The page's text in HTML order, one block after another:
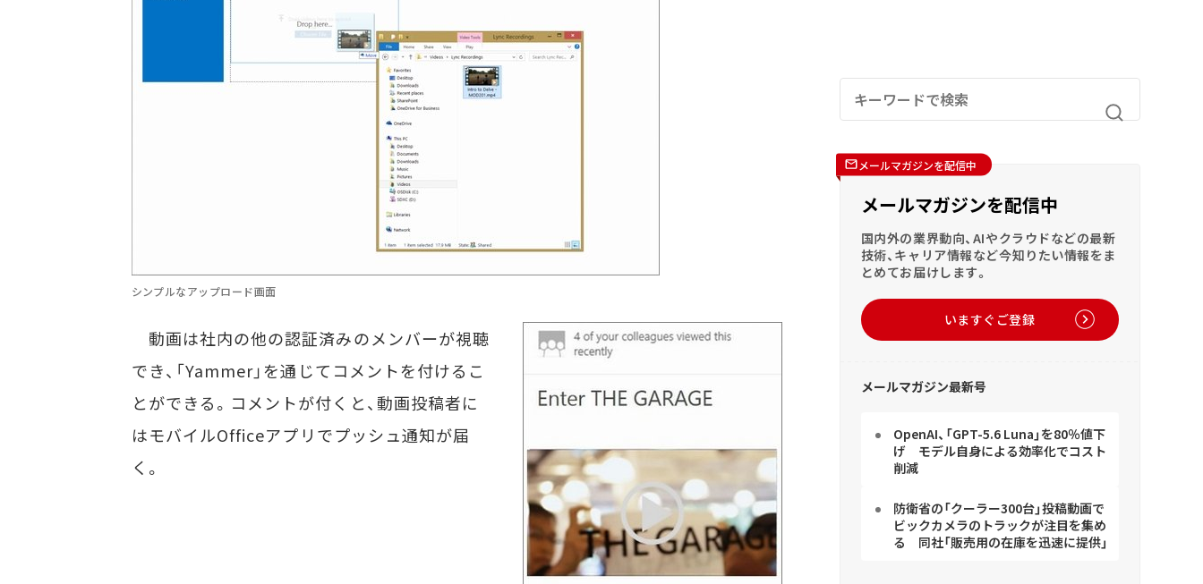
シンプルなアップロード画面
動画は社内の他の認証済みのメンバーが視聴
でき、「Yammer」を通じてコメントを付けるこ
とができる。コメントが付くと、動画投稿者に
はモバイルOfficeアプリでプッシュ通知が届
く。
メールマガジンを配信中
メールマガジンを配信中
国内外の業界動向、AIやクラウドなどの最新
技術、キャリア情報など今知りたい情報をま
とめてお届けします。
いますぐご登録
メールマガジン最新号
OpenAI、「GPT-5.6 Luna」を80％値下
げ モデル自身による効率化でコスト
削減
防衛省の「クーラー300台」投稿動画で
ビックカメラのトラックが注目を集め
る 同社「販売用の在庫を迅速に提供」